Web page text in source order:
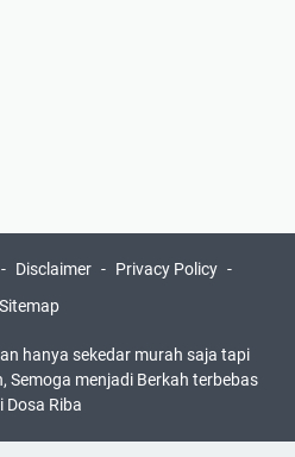
Disclaimer
Privacy Policy
Sitemap
hanya sekedar murah saja tapi
Semoga menjadi Berkah terbebas
Dosa Riba